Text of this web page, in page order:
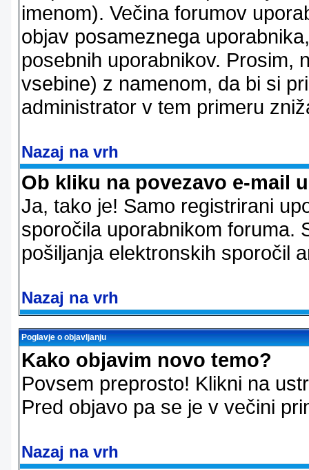
imenom). Večina forumov
objav posameznega
posebnih uporabnikov. Prosim,
vsebine) z namenom, da bi si
administrator v tem primeru
Nazaj na vrh
Ob kliku na povezavo e-mail
Ja, tako je! Samo registrirani
sporočila uporabnikom foruma.
pošiljanja elektronskih sporočil
Nazaj na vrh
Poglavje o objavljanju
Kako objavim novo temo?
Povsem preprosto! Klikni na
Pred objavo pa se je v večini
Nazaj na vrh